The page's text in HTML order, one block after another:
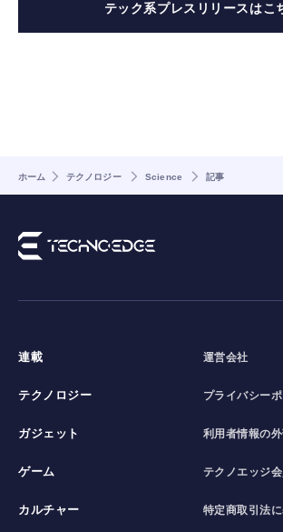
テック系プレスリリースはこ
ホーム テクノロジー Science 記事
連載
テクノロジー
ガジェット
ゲーム
カルチャー
運営会社
プライバシー
利用者情報の
テクノエッジ
特定商取引法